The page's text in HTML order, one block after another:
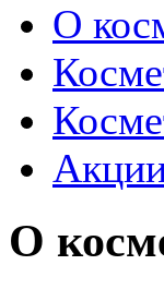
О
О